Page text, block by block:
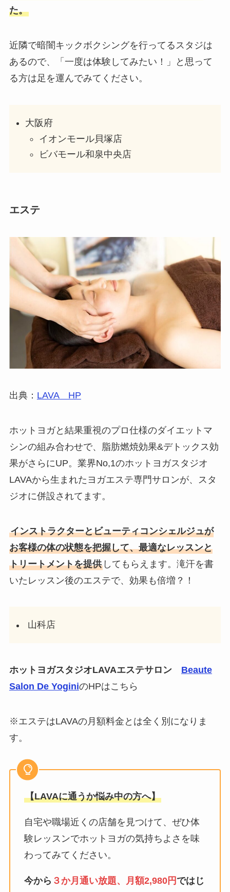
た。
近隣で暗闇キックボクシングを行ってるスタジは
あるので、「一度は体験してみたい！」と思って
る方は足を運んでみてください。
大阪府
イオンモール貝塚店
ビバモール和泉中央店
エステ
出典： LAVA HP
ホットヨガと結果重視のプロ仕様のダイエットマ
シンの組み合わせで、脂肪燃焼効果&デトックス効
果がさらにUP。業界No,1のホットヨガスタジオ
LAVAから生まれたヨガエステ専門サロンが、スタ
ジオに併設されてます。
インストラクターとビューティコンシェルジュが
お客様の体の状態を把握して、最適なレッスンと
トリートメントを提供してもらえます。滝汗を書
いたレッスン後のエステで、効果も倍増？！
山科店
ホットヨガスタジオLAVAエステサロン Beaute
Salon De YoginiのHPはこちら
※エステはLAVAの月額料金とは全く別になりま
す。
【LAVAに通うか悩み中の方へ】
自宅や職場近くの店舗を見つけて、ぜひ体
験レッスンでホットヨガの気持ちよさを味
わってみてください。
今から ３か月通い放題、月額2,980円 ではじ